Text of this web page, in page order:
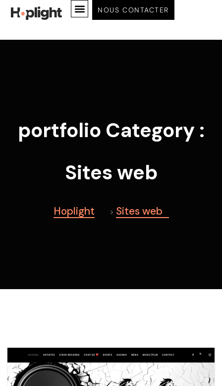
NOUS CONTACTER
portfolio Category :
Sites web
Hoplight > Sites web